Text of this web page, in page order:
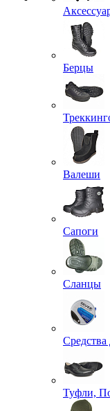
Берцы
Валеши
Сапоги
Сланцы
Средства
Туфли,